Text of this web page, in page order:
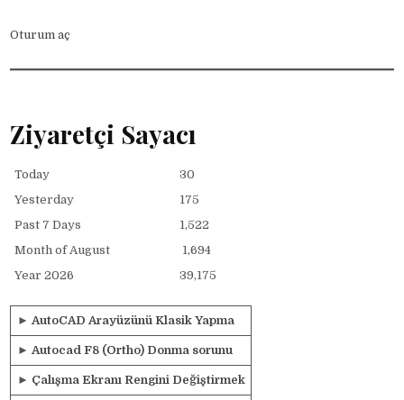
Oturum aç
Ziyaretçi Sayacı
Today
30
Yesterday
175
Past 7 Days
1,522
Month of August
1,694
Year 2026
39,175
►AutoCAD Arayüzünü Klasik Yapma
►Autocad F8 (Ortho) Donma sorunu
► Çalışma Ekranı Rengini Değiştirmek